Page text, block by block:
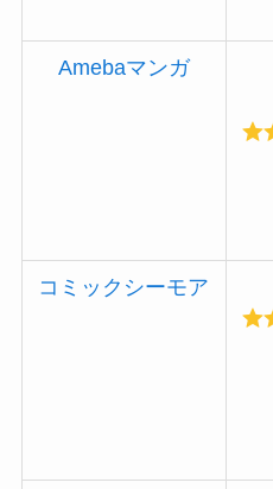
Amebaマンガ
コミックシーモア